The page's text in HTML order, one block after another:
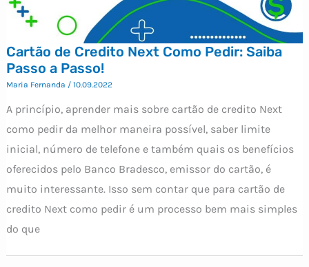
Cartão de Credito Next Como Pedir: Saiba
Passo a Passo!
Maria Fernanda / 10.09.2022
A princípio, aprender mais sobre cartão de credito Next
como pedir da melhor maneira possível, saber limite
inicial, número de telefone e também quais os benefícios
oferecidos pelo Banco Bradesco, emissor do cartão, é
muito interessante. Isso sem contar que para cartão de
credito Next como pedir é um processo bem mais simples
do que